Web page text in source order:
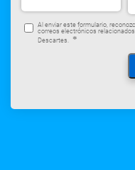
Al enviar este formulario,
correos electrónicos
Descartes. *